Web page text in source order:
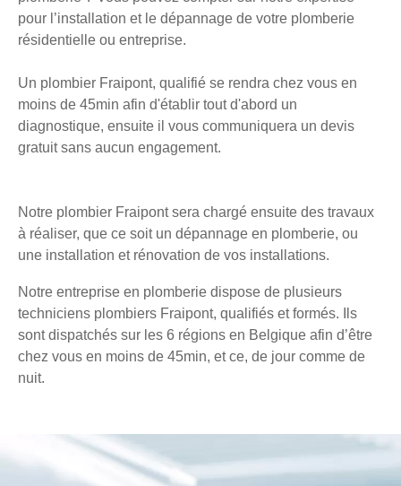
pour l’installation et le dépannage de votre plomberie
résidentielle ou entreprise.
Un plombier Fraipont, qualifié se rendra chez vous en
moins de 45min afin d'établir tout d'abord un
diagnostique, ensuite il vous communiquera un devis
gratuit sans aucun engagement.
Notre plombier Fraipont sera chargé ensuite des travaux
à réaliser, que ce soit un dépannage en plomberie, ou
une installation et rénovation de vos installations.
Notre entreprise en plomberie dispose de plusieurs
techniciens plombiers Fraipont, qualifiés et formés. Ils
sont dispatchés sur les 6 régions en Belgique afin d’être
chez vous en moins de 45min, et ce, de jour comme de
nuit.